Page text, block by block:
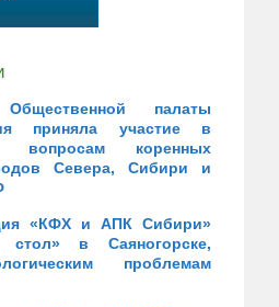
палаты
приняла участие в
вопросам коренных
Севера, Сибири и
«КФХ и АПК Сибири»
стол» в Саяногорске,
проблемам